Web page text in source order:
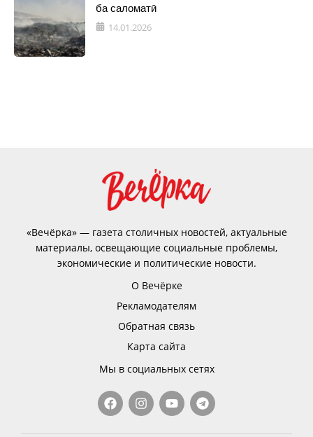
ба саломатӣ
14.01.2026
«Вечёрка» — газета столичных новостей, актуальные
материалы, освещающие социальные проблемы,
экономические и политические новости.
О Вечёрке
Рекламодателям
Обратная связь
Карта сайта
Мы в социальных сетях